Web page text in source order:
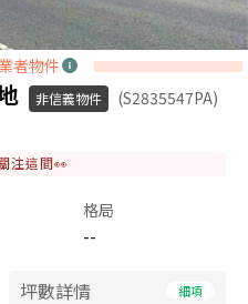
者物件
非信義物件
(S2835547PA)
注這間👀
格局
--
坪數詳情 細項